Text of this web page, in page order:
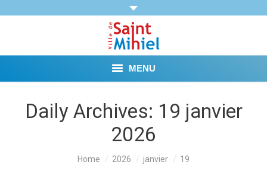
MENU
Agenda
Vie municipale
Démarches et Aides
Daily Archives: 19 janvier
2026
Home 2026 janvier 19